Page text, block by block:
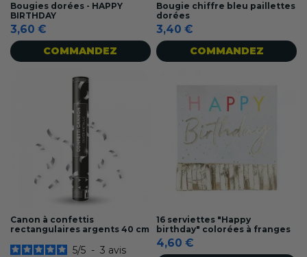
Bougies dorées - HAPPY
BIRTHDAY
3,60 €
COMMANDEZ
Bougie chiffre bleu paillettes
dorées
3,40 €
COMMANDEZ
Canon à confettis
rectangulaires argents 40 cm
5/5 - 3 avis
16 serviettes "Happy
birthday" colorées à franges
4,60 €